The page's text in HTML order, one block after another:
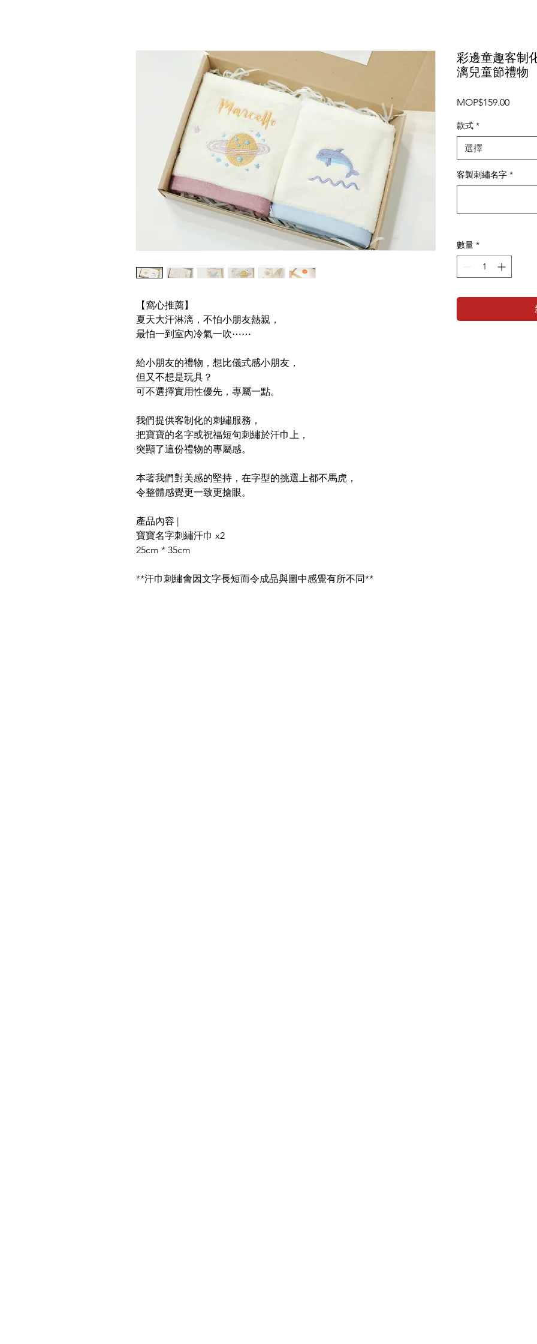
【窩心推薦】
夏天大汗淋漓， 不怕小朋友熱親 ，
最怕一到室內冷氣一吹⋯⋯
給小朋友的禮物，想比儀式感小朋友，
但又不想是玩具？
可不選擇實用性優先，專屬一點。
我們提供客制化的刺繡服務，
把寶寶的名字或祝福短句刺繡於汗巾上，
突顯了這份禮物的專屬感。
本著我們對美感的堅持，在字型的挑選上都不馬虎，
令整體感覺更一致更搶眼。
產品內容 |
寶寶名字刺繡汗巾 x2
25cm * 35cm
**汗巾刺繡會因文字長短而令成品與圖中感覺有所不同**
彩邊童趣客制
漓兒童節禮物
MOP$159.00價
款式 *
選擇
客製刺繡名字 *
數量 *